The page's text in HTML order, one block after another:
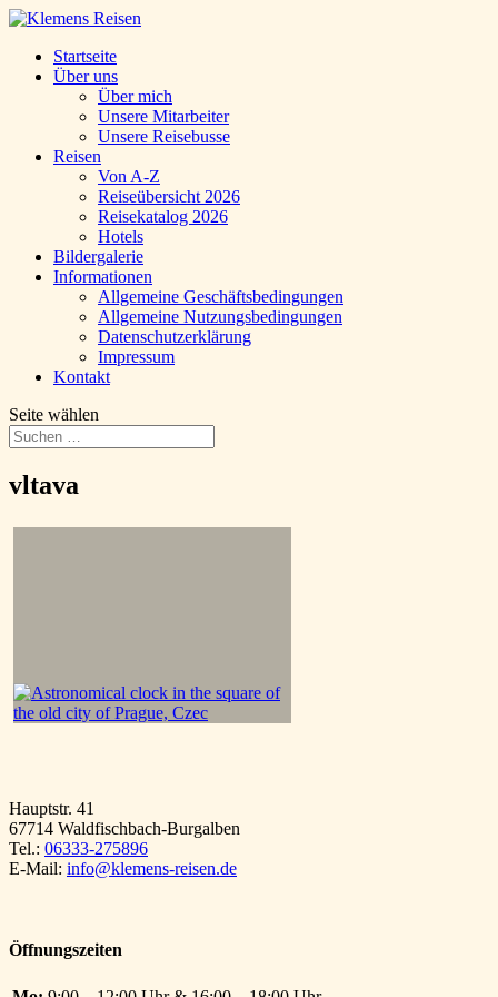
Startseite
Über uns
Über mich
Unsere Mitarbeiter
Unsere Reisebusse
Reisen
Von A-Z
Reiseübersicht 2026
Reisekatalog 2026
Hotels
Bildergalerie
Informationen
Allgemeine Geschäftsbedingungen
Allgemeine Nutzungsbedingungen
Datenschutzerklärung
Impressum
Kontakt
Seite wählen
vltava
Hauptstr. 41
67714 Waldfischbach-Burgalben
Tel.: 06333-275896
E-Mail: info@klemens-reisen.de
Öffnungszeiten